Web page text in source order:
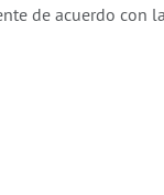
de acuerdo con